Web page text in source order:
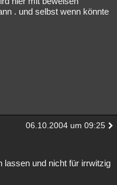
. und selbst wenn könnte
06.10.2004 um 09:25
lassen und nicht für irrwitzig